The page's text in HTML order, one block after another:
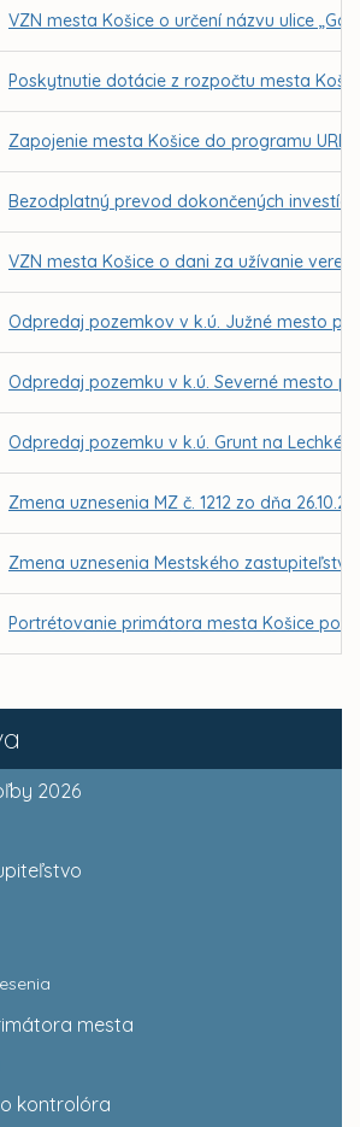
2026
mesta
kontrolóra
VZN mesta Košice o určení názvu ulice
Poskytnutie dotácie z rozpočtu mesta
Zapojenie mesta Košice do programu
Bezodplatný prevod dokončených
VZN mesta Košice o dani za užívanie
Odpredaj pozemkov v k.ú. Južné mesto
Odpredaj pozemku v k.ú. Severné mesto
Odpredaj pozemku v k.ú. Grunt na
Zmena uznesenia MZ č. 1212 zo dňa
Zmena uznesenia Mestského
Portrétovanie primátora mesta Košice